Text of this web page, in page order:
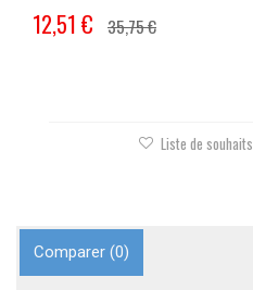
12,51 € 35,75 €
Liste de souhaits
Comparer (0)